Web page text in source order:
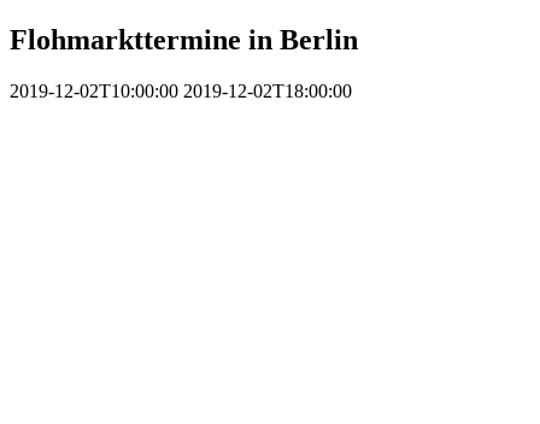
Flohmarkttermine in Berlin
2019-12-02T10:00:00 2019-12-02T18:00:00